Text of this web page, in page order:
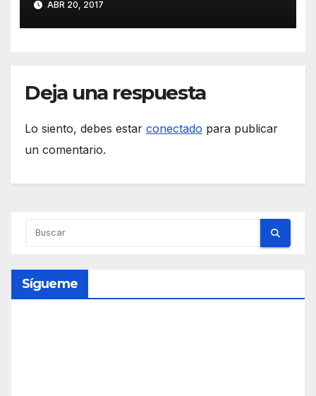
ABR 20, 2017
Deja una respuesta
Lo siento, debes estar conectado para publicar
un comentario.
Sígueme